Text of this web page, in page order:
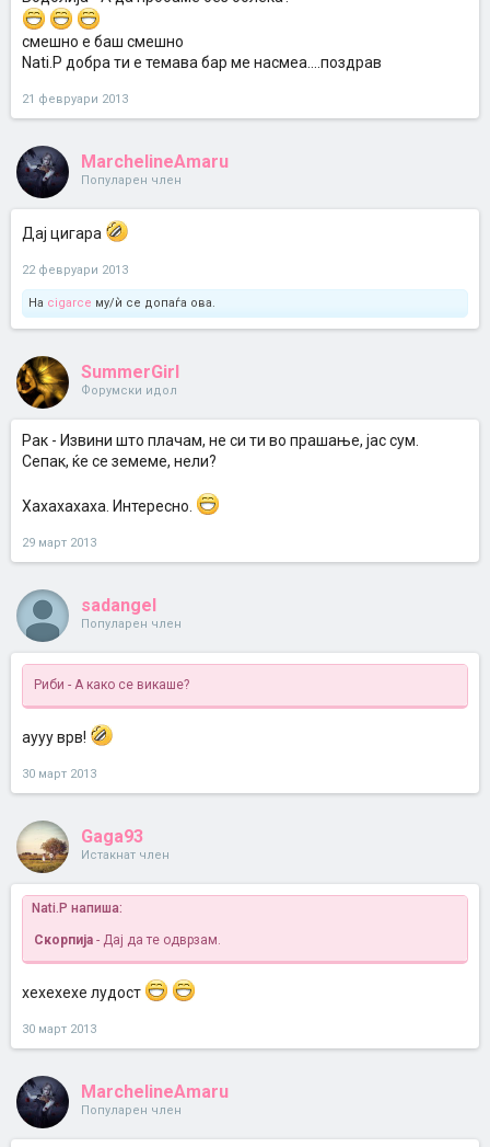
смешно е баш смешно
Nati.Р добра ти е темава бар ме насмеа....поздрав
21 февруари 2013
MarchelineAmaru
Популарен член
Дај цигара
22 февруари 2013
На cigarce му/ѝ се допаѓа ова.
SummerGirl
Форумски идол
Рак - Извини што плачам, не си ти во прашање, јас сум.
Сепак, ќе се земеме, нели?
Хахахахаха. Интересно.
29 март 2013
sadangel
Популарен член
Риби - А како се викаше?
аууу врв!
30 март 2013
Gaga93
Истакнат член
Nati.P напиша:
Скорпија - Дај да те одврзам.
хехехехе лудост
30 март 2013
MarchelineAmaru
Популарен член